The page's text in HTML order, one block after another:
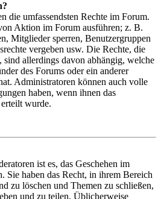
die umfassendsten Rechte im Forum.
Aktion im Forum ausführen; z. B.
Mitglieder sperren, Benutzergruppen
vergeben usw. Die Rechte, die
sind allerdings davon abhängig, welche
des Forums oder ein anderer
Administratoren können auch volle
haben, wenn ihnen das
wurde.
ist es, das Geschehen im
Sie haben das Recht, in ihrem Bereich
zu löschen und Themen zu schließen,
und zu teilen. Üblicherweise